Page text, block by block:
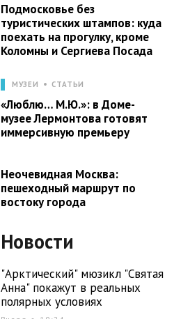
Подмосковье без
туристических штампов: куда
поехать на прогулку, кроме
Коломны и Сергиева Посада
МУЗЕИ СТАТЬИ
«Люблю… М.Ю.»: в Доме-
музее Лермонтова готовят
иммерсивную премьеру
Неочевидная Москва:
пешеходный маршрут по
востоку города
Новости
"Арктический" мюзикл "Святая
Анна" покажут в реальных
полярных условиях